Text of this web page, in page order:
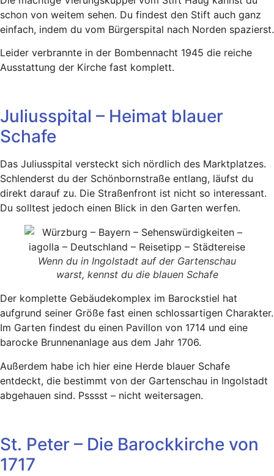
schon von weitem sehen. Du findest den Stift auch ganz
einfach, indem du vom Bürgerspital nach Norden spazierst.
Leider verbrannte in der Bombennacht 1945 die reiche
Ausstattung der Kirche fast komplett.
Juliusspital – Heimat blauer
Schafe
Das Juliusspital versteckt sich nördlich des Marktplatzes.
Schlenderst du der Schönbornstraße entlang, läufst du
direkt darauf zu. Die Straßenfront ist nicht so interessant.
Du solltest jedoch einen Blick in den Garten werfen.
Wenn du in Ingolstadt auf der Gartenschau
warst, kennst du die blauen Schafe
Der komplette Gebäudekomplex im Barockstiel hat
aufgrund seiner Größe fast einen schlossartigen Charakter.
Im Garten findest du einen Pavillon von 1714 und eine
barocke Brunnenanlage aus dem Jahr 1706.
Außerdem habe ich hier eine Herde blauer Schafe
entdeckt, die bestimmt von der Gartenschau in Ingolstadt
abgehauen sind. Psssst – nicht weitersagen.
St. Peter – Die Barockkirche von
1717